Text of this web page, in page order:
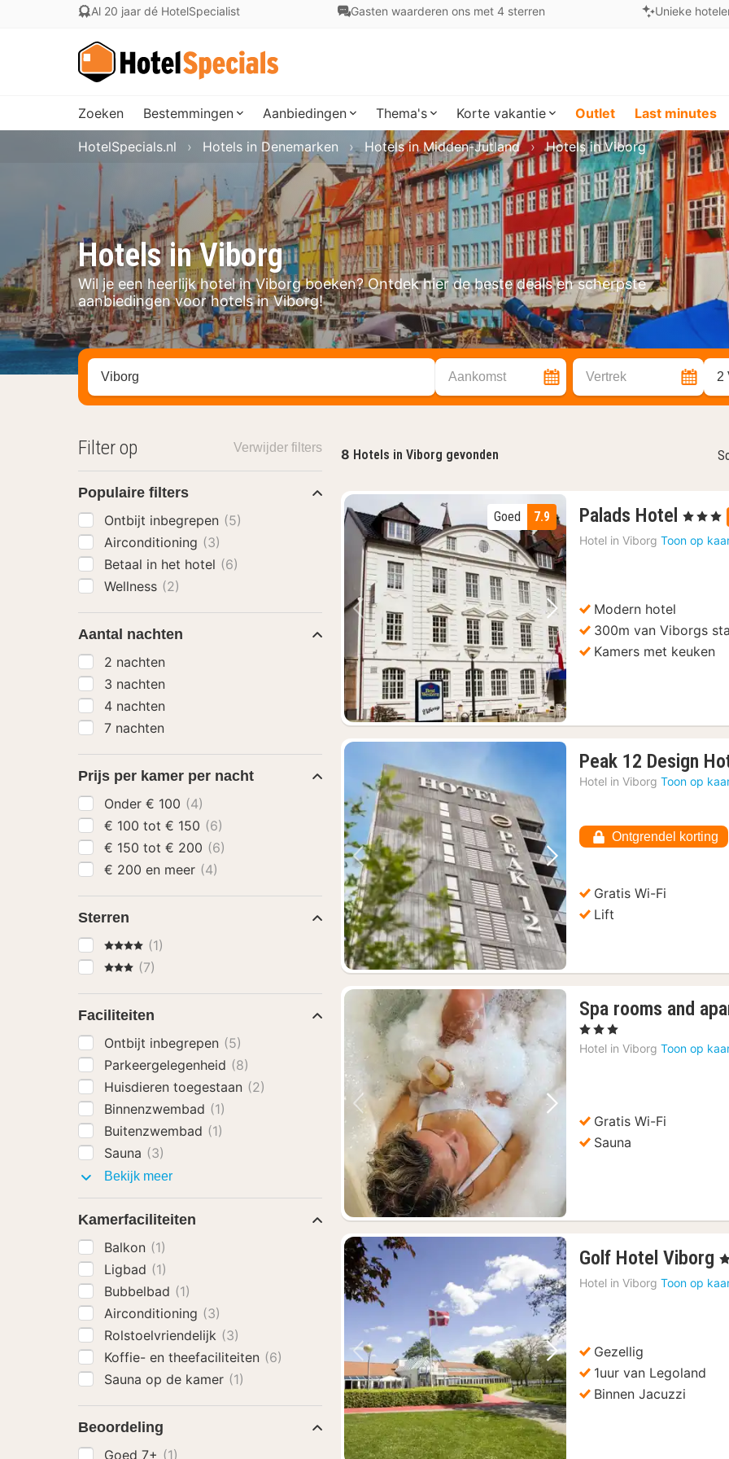
Al 20 jaar dé HotelSpecialist Gasten waarderen ons met 4 sterren Unieke
Zoeken Bestemmingen Aanbiedingen Thema's Korte vakantie Outlet Last minutes
Hotels in Viborg
Wil je een heerlijk hotel in Viborg boeken? Ontdek hier de beste deals en scherpste
aanbiedingen voor hotels in Viborg!
HotelSpecials.nl Hotels in Denemarken Hotels in Midden-Jutland Hotels in Viborg
Zoek op hotel, regio of stad Aankomst Vertrek 2
8 Hotels in Viborg gevonden
Vorige foto Volgende foto
7.9
Goed Palads Hotel 1
nacht
vanaf
, 3 Sterren
Hotel in Viborg Toon op
Modern hotel
300m van Viborgs
Kamers met keuken
Vorige foto Volgende foto
Peak 12 Design
Hotel in Viborg Toon op
Ontgrendel korting
Gratis Wi-Fi
Lift
Vorige foto Volgende foto
Spa rooms and
1
nacht
, 3 Sterren
Hotel in Viborg Toon op
Gratis Wi-Fi
Sauna
Vorige foto Volgende foto
Golf Hotel Viborg 1
,
Hotel in Viborg Toon op
Gezellig
1uur van Legoland
Binnen Jacuzzi
Filter op Verwijder filters
Populaire filters
Ontbijt inbegrepen (5)
Airconditioning (3)
Betaal in het hotel (6)
Wellness (2)
Aantal nachten
2 nachten
3 nachten
4 nachten
7 nachten
Prijs per kamer per nacht
Onder € 100 (4)
€ 100 tot € 150 (6)
€ 150 tot € 200 (6)
€ 200 en meer (4)
Sterren
4 Sterren
(1)
3 Sterren
(7)
Faciliteiten
Ontbijt inbegrepen (5)
Parkeergelegenheid (8)
Huisdieren toegestaan (2)
Binnenzwembad (1)
Buitenzwembad (1)
Sauna (3)
Bekijk meerFaciliteiten
Kamerfaciliteiten
Balkon (1)
Ligbad (1)
Bubbelbad (1)
Airconditioning (3)
Rolstoelvriendelijk (3)
Koffie- en theefaciliteiten (6)
Sauna op de kamer (1)
Beoordeling
Goed 7+ (1)